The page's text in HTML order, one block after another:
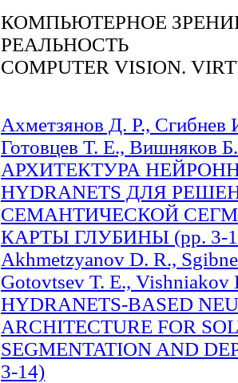
КОМПЬЮТЕРНОЕ
РЕАЛЬНОСТЬ
COMPUTER VISION.
Ахметзянов Д. Р.,
Готовцев Т. Е., Вишняков
АРХИТЕКТУРА
HYDRANETS ДЛЯ
СЕМАНТИЧЕСКОЙ
КАРТЫ ГЛУБИНЫ (pp. 3-
Akhmetzyanov D. R.,
Gotovtsev T. E., Vishniakov
HYDRANETS-BASED
ARCHITECTURE FOR
SEGMENTATION AND
3-14)